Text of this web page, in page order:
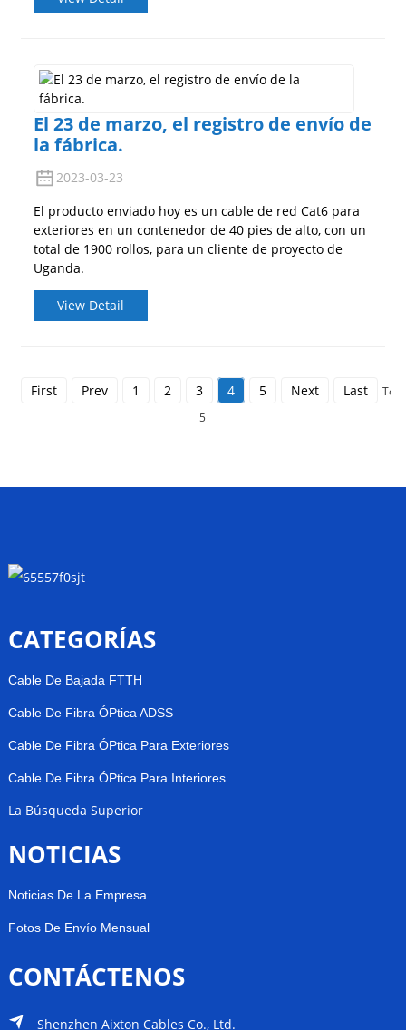
El 23 de marzo, el registro de envío de
la fábrica.
2023-03-23
El producto enviado hoy es un cable de red Cat6 para
exteriores en un contenedor de 40 pies de alto, con un
total de 1900 rollos, para un cliente de proyecto de
Uganda.
View Detail
First Prev 1 2 3 4 5 Next Last
5
CATEGORÍAS
Cable De Bajada FTTH
Cable De Fibra ÓPtica ADSS
Cable De Fibra ÓPtica Para Exteriores
Cable De Fibra ÓPtica Para Interiores
La Búsqueda Superior
NOTICIAS
Noticias De La Empresa
Fotos De Envío Mensual
CONTÁCTENOS
Shenzhen Aixton Cables Co., Ltd.